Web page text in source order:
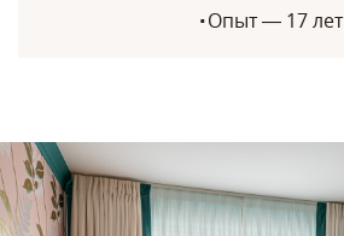
Опыт — 17 лет